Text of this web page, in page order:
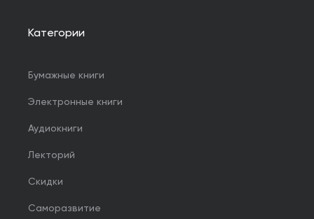
Категории
Бумажные книги
Электронные книги
Аудиокниги
Лекторий
Скидки
Саморазвитие